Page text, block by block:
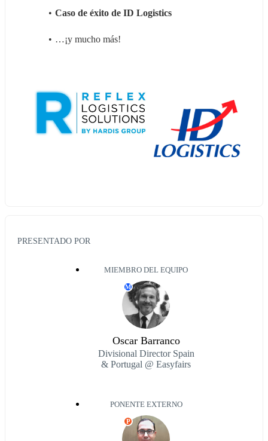
Caso de éxito de ID Logistics
…¡y mucho más!
PRESENTADO POR
MIEMBRO DEL EQUIPO
M
Oscar Barranco
Divisional Director Spain
& Portugal @ Easyfairs
PONENTE EXTERNO
P